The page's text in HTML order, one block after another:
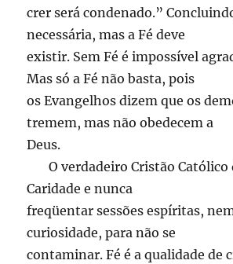
crer será condenado.”
necessária, mas a Fé deve
existir. Sem Fé é impossível
Mas só a Fé não basta, pois
os Evangelhos dizem que os
tremem, mas não obedecem a
Deus.
O verdadeiro Cristão Católico
Caridade e nunca
freqüentar sessões espíritas,
curiosidade, para não se
contaminar. Fé é a qualidade de